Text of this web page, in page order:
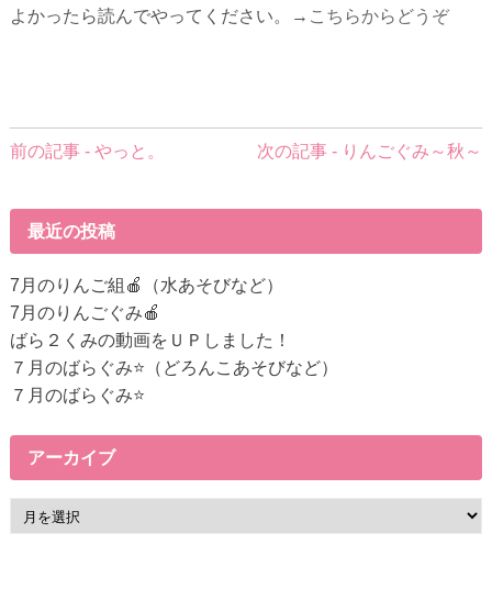
よかったら読んでやってください。→ こちらからどうぞ
前
事
へ
の
リ
ン
ク
前の記事 - やっと。 次の記事 - りんごぐみ～秋～
最近の投稿
7月のりんご組🍎（水あそびなど）
7月のりんごぐみ🍎
ばら２くみの動画をＵＰしました！
７月のばらぐみ⭐（どろんこあそびなど）
７月のばらぐみ⭐
アーカイブ
ー